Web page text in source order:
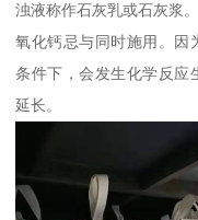
浊液称作石灰乳或石灰浆。
氧化钙忌与同时施用。因
条件下，会发生化学反应
延长。